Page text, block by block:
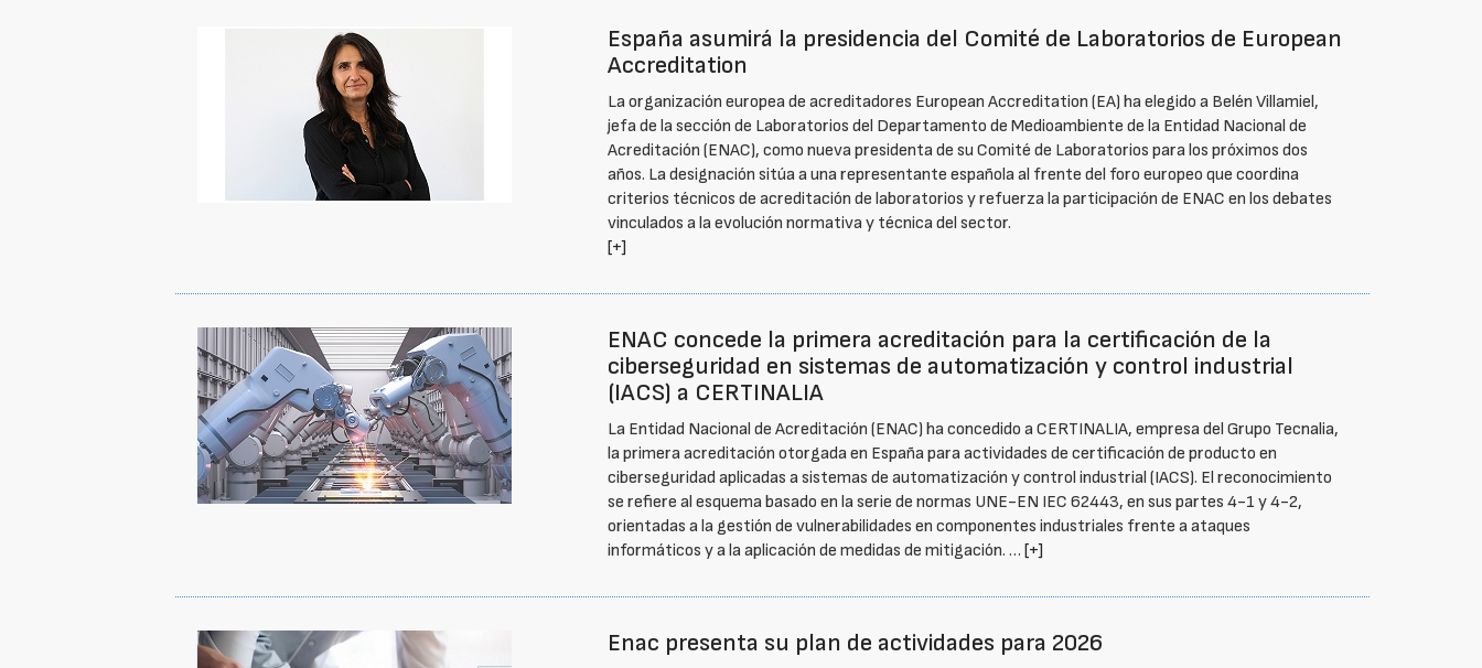
España asumirá la presidencia del Comité de Laboratorios de European
Accreditation
La organización europea de acreditadores European Accreditation (EA) ha elegido a Belén Villamiel,
jefa de la sección de Laboratorios del Departamento de Medioambiente de la Entidad Nacional de
Acreditación (ENAC), como nueva presidenta de su Comité de Laboratorios para los próximos dos
años. La designación sitúa a una representante española al frente del foro europeo que coordina
criterios técnicos de acreditación de laboratorios y refuerza la participación de ENAC en los debates
vinculados a la evolución normativa y técnica del sector.
[+]
ENAC concede la primera acreditación para la certificación de la
ciberseguridad en sistemas de automatización y control industrial
(IACS) a CERTINALIA
La Entidad Nacional de Acreditación (ENAC) ha concedido a CERTINALIA, empresa del Grupo Tecnalia,
la primera acreditación otorgada en España para actividades de certificación de producto en
ciberseguridad aplicadas a sistemas de automatización y control industrial (IACS). El reconocimiento
se refiere al esquema basado en la serie de normas UNE-EN IEC 62443, en sus partes 4-1 y 4-2,
orientadas a la gestión de vulnerabilidades en componentes industriales frente a ataques
informáticos y a la aplicación de medidas de mitigación. …[+]
Enac presenta su plan de actividades para 2026